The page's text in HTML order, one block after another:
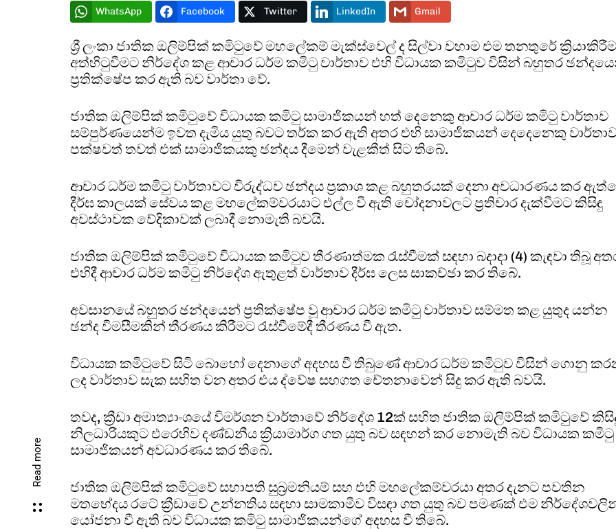
Read more
WhatsApp Facebook Twitter LinkedIn Gmail
ශ්‍රී ලංකා ජාතික ඔලිම්පික් කමිටුවේ මහලේකම් මැක්ස්වෙල් ද සිල්වා වහාම එම තනතුරේ ක්‍රියාකිරීම
අත්හිටුවීමට නිර්දේශ කළ ආචාර ධර්ම කමිටු වාර්තාව එහි විධායක කමිටුව විසින් බහුතර
ප්‍රතික්ෂේප කර ඇති බව වාර්තා වේ.
ජාතික ඔලිම්පික් කමිටුවේ විධායක කමිටු සාමාජිකයන් හත් දෙනෙකු ආචාර ධර්ම කමිටු වාර්තාව
සම්පුර්ණයෙන්ම ඉවත දැමිය යුතු බවට තර්ක කර ඇති අතර එහි සාමාජිකයන් දෙදෙනෙකු
පක්ෂවත් තවත් එක් සාමාජිකයකු ඡන්දය දීමෙන් වැළකීත් සිට තිබේ.
ආචාර ධර්ම කමිටු වාර්තාවට විරුද්ධව ඡන්දය ප්‍රකාශ කළ බහුතරයක් දෙනා අවධාරණය කර
දීර්ඝ කාලයක් සේවය කළ මහලේකම්වරයාට එල්ල වී ඇති චෝදනාවලට ප්‍රතිචාර දැක්වීමට කිසිඳු
අවස්ථාවක වේදිකාවක් ලබාදී නොමැති බවයි.
ජාතික ඔලිම්පික් කමිටුවේ විධායක කමිටුව තීරණාත්මක රැස්වීමක් සඳහා බදාදා (4) කැඳවා තිබූ
එහිදී ආචාර ධර්ම කමිටු නිර්දේශ ඇතුළත් වාර්තාව දීර්ඝ ලෙස සාකච්ඡා කර තිබේ.
අවසානයේ බහුතර ඡන්දයෙන් ප්‍රතික්ෂේප වූ ආචාර ධර්ම කමිටු වාර්තාව සම්මත කළ යුතුද යන්න
ඡන්ද විමසීමකින් තීරණය කිරීමට රැස්වීමේදී තීරණය වී ඇත.
විධායක කමිටුවේ සිටි බොහෝ දෙනාගේ අදහස වී තිබුණේ ආචාර ධර්ම කමිටුව විසින් ගොනු
ලද වාර්තාව සැක සහිත වන අතර එය ද්වේෂ සහගත චේතනාවෙන් සිදු කර ඇති බවයි.
තවද, ක්‍රීඩා අමාත්‍යාංශයේ විමර්ශන වාර්තාවේ නිර්දේශ 12ක් සහිත ජාතික ඔලිම්පික් කමිටුවේ
නිලධාරියකුට එරෙහිව දණ්ඩනීය ක්‍රියාමාර්ග ගත යුතු බව සඳහන් කර නොමැති බව විධායක කමිටු
සාමාජිකයන් අවධාරණය කර තිබේ.
ජාතික ඔලිම්පික් කමිටුවේ සභාපති සුබ්‍රමනියම් සහ එහි මහලේකම්වරයා අතර දැනට පවතින
මතභේදය රටේ ක්‍රීඩාවේ උන්නතිය සඳහා සාමකාමීව විසඳා ගත යුතු බව පමණක් එම
යෝජනා වී ඇති බව විධායක කමිටු සාමාජිකයන්ගේ අදහස වී තිබේ.